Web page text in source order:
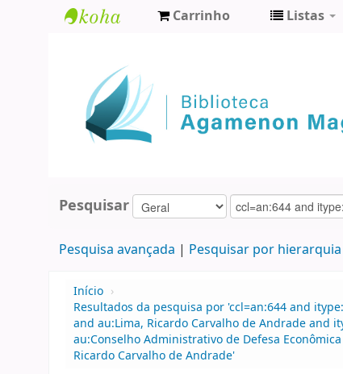
Agamenon
Magalhães
Carrinho Listas
Pesquisar
Pesquisa avançada Pesquisar por hierarquia
Início ›
Resultados da pesquisa por 'ccl=an:644 and
and au:Lima, Ricardo Carvalho de Andrade and
au:Conselho Administrativo de Defesa
Ricardo Carvalho de Andrade'